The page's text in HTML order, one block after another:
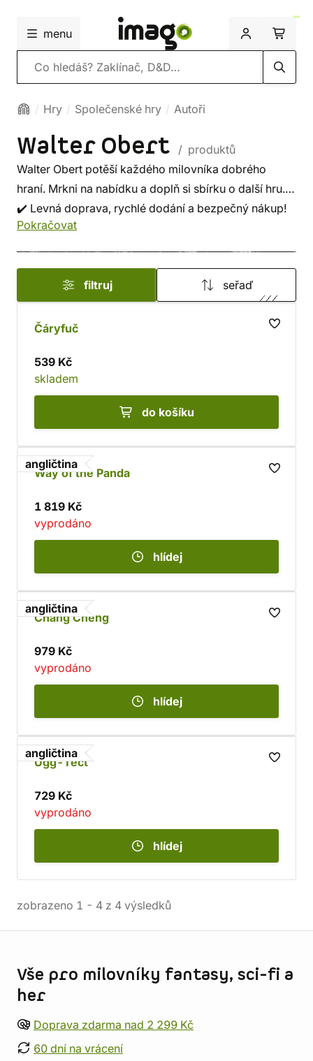
menu
Vyhledávání
Hry Společenské hry Autoři
Walter Obert
/ produktů
Walter Obert potěší každého milovníka dobrého
hraní. Mrkni na nabídku a doplň si sbírku o další hru.
✔️ Levná doprava, rychlé dodání a bezpečný nákup!
Pokračovat
filtruj seřaď
Čáryfuč
539 Kč
skladem
do košíku
angličtina
Way of the Panda
1 819 Kč
vyprodáno
hlídej
angličtina
Chang Cheng
979 Kč
vyprodáno
hlídej
angličtina
Ugg-Tect
729 Kč
vyprodáno
hlídej
zobrazeno 1 - 4 z 4 výsledků
Vše pro milovníky fantasy, sci-fi a
her
Doprava zdarma nad 2 299 Kč
60 dní na vrácení